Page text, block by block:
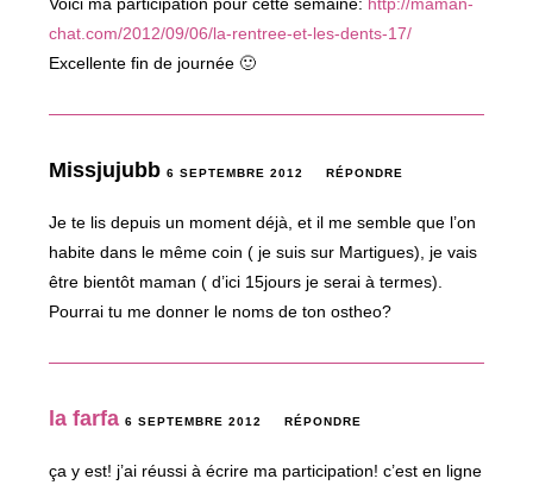
chat.com/2012/09/06/la-rentree-et-les-dents-17/
Excellente fin de journée 🙂
Missjujubb6 SEPTEMBRE 2012 RÉPONDRE
Je te lis depuis un moment déjà, et il me semble que l’on
habite dans le même coin ( je suis sur Martigues), je vais
être bientôt maman ( d’ici 15jours je serai à termes).
Pourrai tu me donner le noms de ton ostheo?
la farfa 6 SEPTEMBRE 2012 RÉPONDRE
ça y est! j’ai réussi à écrire ma participation! c’est en ligne